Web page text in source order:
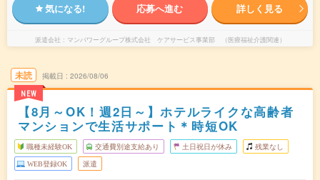
気になる! 応募へ進む 詳しく見る
派遣会社 マンパワーグループ株式会社 ケアサービス事業部 （医療福祉介護関連）
未読
NEW
掲載日 2026/08/06
【8月～OK！週2日～】ホテルライクな高齢者
マンションで生活サポート＊時短OK
職種未経験OK 交通費別途支給あり 土日祝日が休み 残業なし
WEB登録OK 派遣